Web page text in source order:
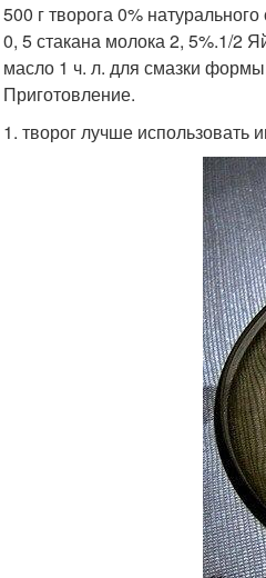
500 г творога 0%
0, 5 стакана молока 2, 5%.1/2
масло 1 ч. л. для смазки
Приготовление.
1. творог лучше использовать